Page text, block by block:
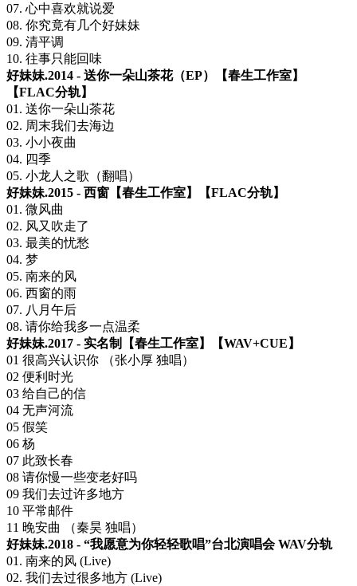
07. 心中喜欢就说爱
08. 你究竟有几个好妹妹
09. 清平调
10. 往事只能回味
好妹妹.2014 - 送你一朵山茶花（EP）【春生工作室】
【FLAC分轨】
01. 送你一朵山茶花
02. 周末我们去海边
03. 小小夜曲
04. 四季
05. 小龙人之歌（翻唱）
好妹妹.2015 - 西窗【春生工作室】【FLAC分轨】
01. 微风曲
02. 风又吹走了
03. 最美的忧愁
04. 梦
05. 南来的风
06. 西窗的雨
07. 八月午后
08. 请你给我多一点温柔
好妹妹.2017 - 实名制【春生工作室】【WAV+CUE】
01 很高兴认识你 （张小厚 独唱）
02 便利时光
03 给自己的信
04 无声河流
05 假笑
06 杨
07 此致长春
08 请你慢一些变老好吗
09 我们去过许多地方
10 平常邮件
11 晚安曲 （秦昊 独唱）
好妹妹.2018 - “我愿意为你轻轻歌唱”台北演唱会 WAV分轨
01. 南来的风 (Live)
02. 我们去过很多地方 (Live)